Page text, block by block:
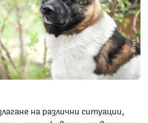
Снимка: iStock
на различни ситуации,